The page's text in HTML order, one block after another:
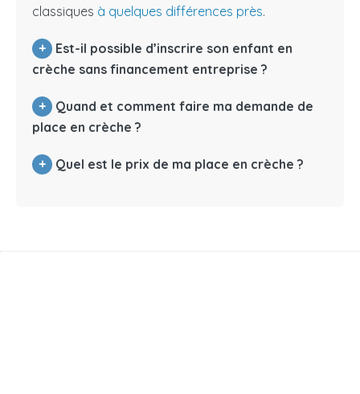
classiques à quelques différences près.
+
Est-il possible d’inscrire son enfant en
crèche sans financement entreprise ?
+
Quand et comment faire ma demande de
place en crèche ?
+ Quel est le prix de ma place en crèche ?